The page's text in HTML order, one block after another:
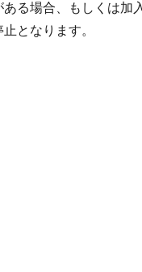
る場合、もしくは加
となります。